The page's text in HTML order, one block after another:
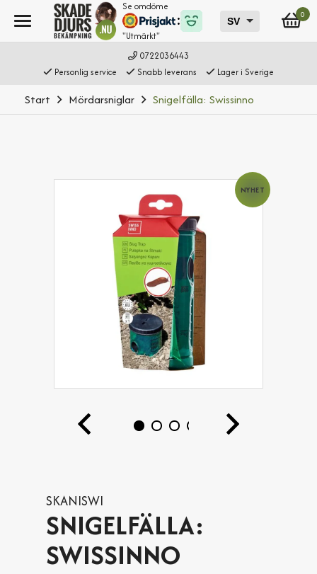
0722036443
Personlig service
Snabb leverans Lager i Sverige
Start Mördarsniglar Snigelfälla: Swissinno
NYHET
SKANISWI
SNIGELFÄLLA:
SWISSINNO
Se omdöme
"Utmärkt"
0